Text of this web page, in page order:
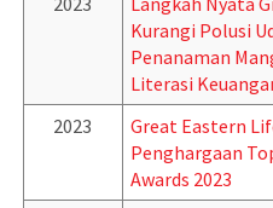
Kurangi Polusi
Penanaman
Literasi
2023
Great Eastern
Penghargaan
Awards 2023